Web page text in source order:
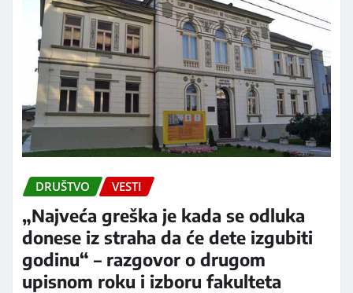
DRUŠTVO VESTI
„Najveća greška je kada se odluka
donese iz straha da će dete izgubiti
godinu“ – razgovor o drugom
upisnom roku i izboru fakulteta